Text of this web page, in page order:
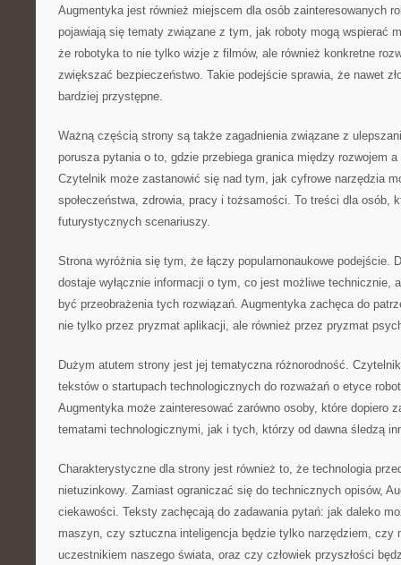
Augmentyka jest również miejscem dla osób zainteresowanych
pojawiają się tematy związane z tym, jak roboty mogą wspierać
że robotyka to nie tylko wizje z filmów, ale również konkretne
zwiększać bezpieczeństwo. Takie podejście sprawia, że nawet
bardziej przystępne.
Ważną częścią strony są także zagadnienia związane z
porusza pytania o to, gdzie przebiega granica między rozwojem
Czytelnik może zastanowić się nad tym, jak cyfrowe narzędzia
społeczeństwa, zdrowia, pracy i tożsamości. To treści dla osób,
futurystycznych scenariuszy.
Strona wyróżnia się tym, że łączy popularnonaukowe podejście.
dostaje wyłącznie informacji o tym, co jest możliwe technicznie,
być przeobrażenia tych rozwiązań. Augmentyka zachęca do
nie tylko przez pryzmat aplikacji, ale również przez pryzmat
Dużym atutem strony jest jej tematyczna różnorodność.
tekstów o startupach technologicznych do rozważań o etyce
Augmentyka może zainteresować zarówno osoby, które dopiero
tematami technologicznymi, jak i tych, którzy od dawna śledzą
Charakterystyczne dla strony jest również to, że technologia
nietuzinkowy. Zamiast ograniczać się do technicznych opisów,
ciekawości. Teksty zachęcają do zadawania pytań: jak daleko
maszyn, czy sztuczna inteligencja będzie tylko narzędziem, czy
uczestnikiem naszego świata, oraz czy człowiek przyszłości